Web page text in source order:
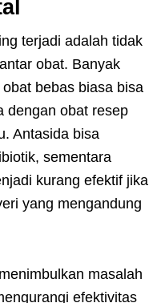
terjadi adalah tidak
obat. Banyak
bebas biasa bisa
dengan obat resep
Antasida bisa
sementara
kurang efektif jika
yang mengandung
masalah
efektivitas